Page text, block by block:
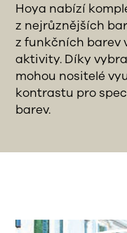
Hoya nabízí
z nejrůznějších
z funkčních barev
aktivity. Díky
mohou nositelé
kontrastu pro
barev.